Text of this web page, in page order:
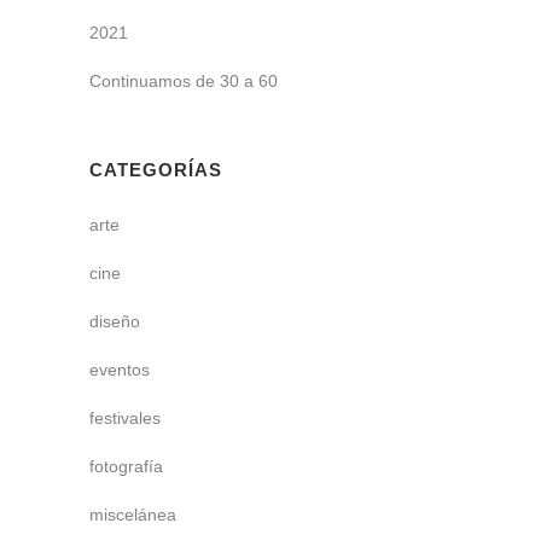
2021
Continuamos de 30 a 60
CATEGORÍAS
arte
cine
diseño
eventos
festivales
fotografía
miscelánea